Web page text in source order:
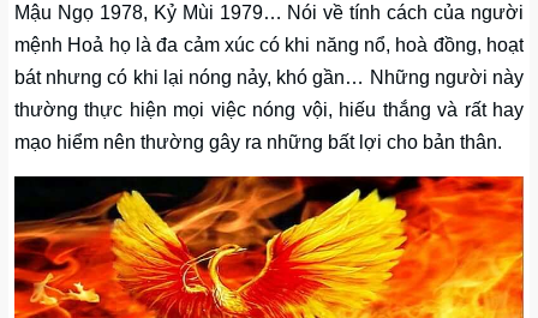
Mậu Ngọ 1978, Kỷ Mùi 1979… Nói về tính cách của người
mệnh Hoả họ là đa cảm xúc có khi năng nổ, hoà đồng, hoạt
bát nhưng có khi lại nóng nảy, khó gần… Những người này
thường thực hiện mọi việc nóng vội, hiếu thắng và rất hay
mạo hiểm nên thường gây ra những bất lợi cho bản thân.